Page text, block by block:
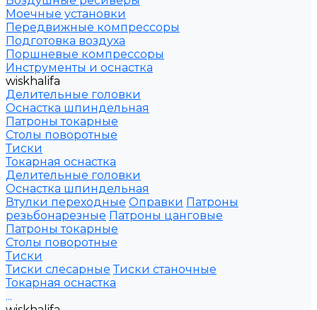
Моечные установки
Передвижные компрессоры
Подготовка воздуха
Поршневые компрессоры
Инструменты и оснастка
wiskhalifa
Делительные головки
Оснастка шпиндельная
Патроны токарные
Столы поворотные
Тиски
Токарная оснастка
Делительные головки
Оснастка шпиндельная
Втулки переходные Оправки Патроны
резьбонарезные Патроны цанговые
Патроны токарные
Столы поворотные
Тиски
Тиски слесарные Тиски станочные
Токарная оснастка
...